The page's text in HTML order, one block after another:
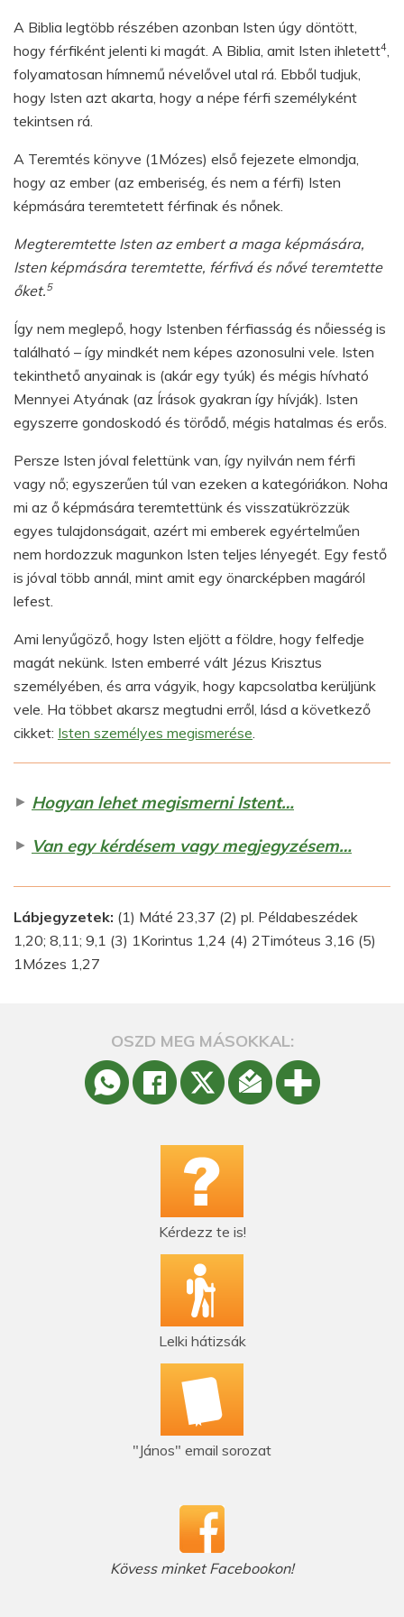
A Biblia legtöbb részében azonban Isten úgy döntött,
hogy férfiként jelenti ki magát. A Biblia, amit Isten ihletett4,
folyamatosan hímnemű névelővel utal rá. Ebből tudjuk,
hogy Isten azt akarta, hogy a népe férfi személyként
tekintsen rá.
A Teremtés könyve (1Mózes) első fejezete elmondja,
hogy az ember (az emberiség, és nem a férfi) Isten
képmására teremtetett férfinak és nőnek.
Megteremtette Isten az embert a maga képmására,
Isten képmására teremtette, férfivá és nővé teremtette
őket.5
Így nem meglepő, hogy Istenben férfiasság és nőiesség is
található – így mindkét nem képes azonosulni vele. Isten
tekinthető anyainak is (akár egy tyúk) és mégis hívható
Mennyei Atyának (az Írások gyakran így hívják). Isten
egyszerre gondoskodó és törődő, mégis hatalmas és erős.
Persze Isten jóval felettünk van, így nyilván nem férfi
vagy nő; egyszerűen túl van ezeken a kategóriákon. Noha
mi az ő képmására teremtettünk és visszatükrözzük
egyes tulajdonságait, azért mi emberek egyértelműen
nem hordozzuk magunkon Isten teljes lényegét. Egy festő
is jóval több annál, mint amit egy önarcképben magáról
lefest.
Ami lenyűgöző, hogy Isten eljött a földre, hogy felfedje
magát nekünk. Isten emberré vált Jézus Krisztus
személyében, és arra vágyik, hogy kapcsolatba kerüljünk
vele. Ha többet akarsz megtudni erről, lásd a következő
cikket: Isten személyes megismerése.
► Hogyan lehet megismerni Istent…
► Van egy kérdésem vagy megjegyzésem…
Lábjegyzetek: (1) Máté 23,37 (2) pl. Példabeszédek
1,20; 8,11; 9,1 (3) 1Korintus 1,24 (4) 2Timóteus 3,16 (5)
1Mózes 1,27
OSZD MEG MÁSOKKAL:
Kérdezz te is!
Lelki hátizsák
"János" email sorozat
Kövess minket Facebookon!